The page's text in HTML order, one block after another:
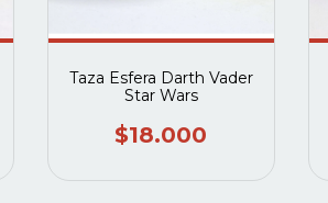
Taza Esfera Darth Vader
Star Wars
$18.000